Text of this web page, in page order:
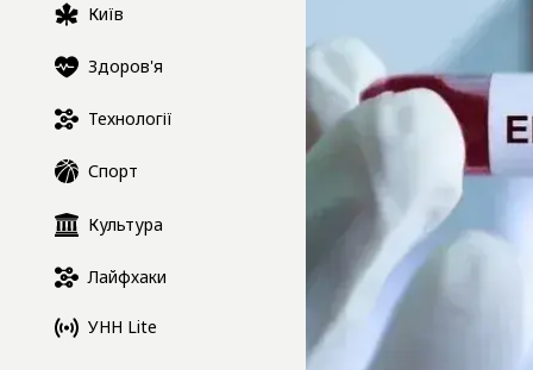
Київ
Здоров'я
Технології
Спорт
Культура
Лайфхаки
УНН Lite